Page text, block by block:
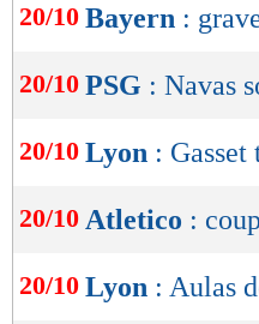
20/10 Bayern :
20/10 PSG : Navas
20/10 Lyon : Gasset
20/10 Atletico :
20/10 Lyon : Aulas